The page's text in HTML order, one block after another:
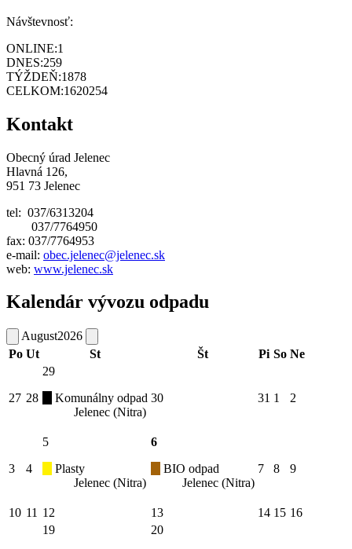
Návštevnosť:
ONLINE:1
DNES:259
TÝŽDEŇ:1878
CELKOM:1620254
Kontakt
Obecný úrad Jelenec
Hlavná 126,
951 73 Jelenec
tel: 037/6313204
037/7764950
fax: 037/7764953
e-mail: obec.jelenec@jelenec.sk
web: www.jelenec.sk
Kalendár vývozu odpadu
August2026
Po Ut St Št Pi So Ne
27 28
29
Komunálny odpad
Jelenec (Nitra)
30 31 1 2
3 4
5
Plasty
Jelenec (Nitra)
6
BIO odpad
Jelenec (Nitra)
7 8 9
10 11 12 13 14 15 16
19
20